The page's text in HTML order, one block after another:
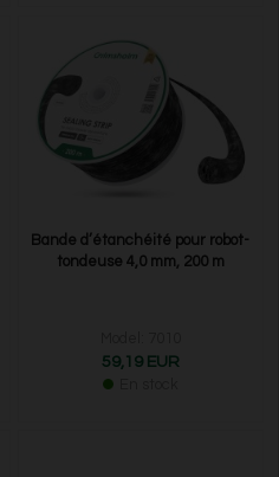
Bande d’étanchéité pour robot-
tondeuse 4,0 mm, 200 m
59,19 EUR